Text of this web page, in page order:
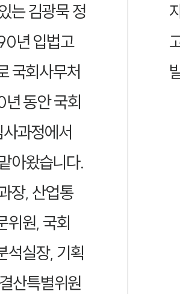
는 김광묵 정
년 입법고
국회사무처
동안 국회
과정에서
아왔습니다.
장, 산업통
위원, 국회
석실장, 기획
산특별위원